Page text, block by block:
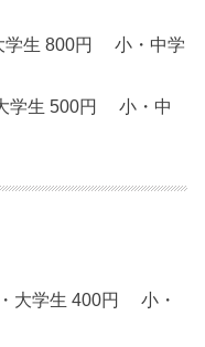
生 800円 小・中学
生 500円 小・中
大学生 400円 小・